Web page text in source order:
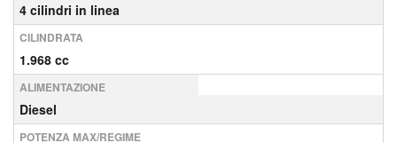
4 cilindri in linea
CILINDRATA
1.968 cc
ALIMENTAZIONE
Diesel
POTENZA MAX/REGIME